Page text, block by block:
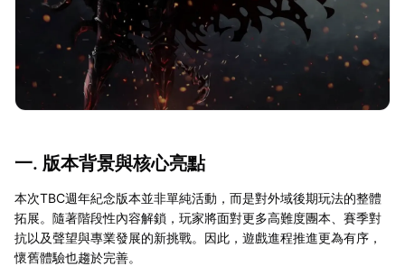
一. 版本背景與核心亮點
本次TBC週年紀念版本並非單純活動，而是對外域後期玩法的整體
拓展。隨著階段性內容解鎖，玩家將面對更多高難度團本、賽季對
抗以及聲望與專業發展的新挑戰。因此，遊戲進程推進更為有序，
懷舊體驗也趨於完善。